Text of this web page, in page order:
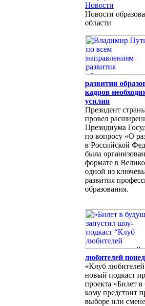
Новости
Новости
области
развития
кадров
усилия
Президент
провел
Президиума
по вопросу «О
в Российской
была
формате в
одной из
развития
образования.
любителей
«Клуб
новый подкаст
проекта «Билет в
кому предстоит
выборе или